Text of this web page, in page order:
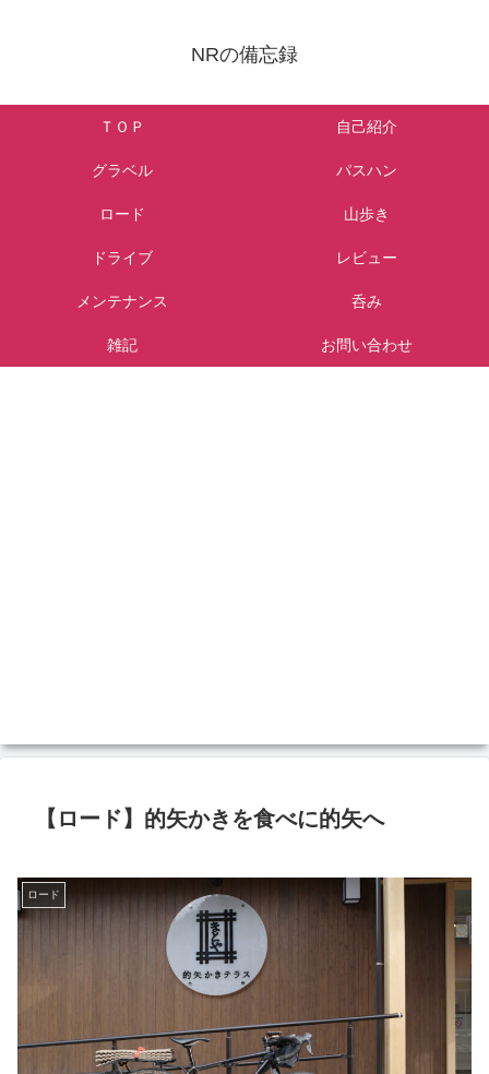
NRの備忘録
ＴＯＰ 自己紹介
グラベル パスハン
ロード 山歩き
ドライブ レビュー
メンテナンス 呑み
雑記 お問い合わせ
【ロード】的矢かきを食べに的矢へ
ロード